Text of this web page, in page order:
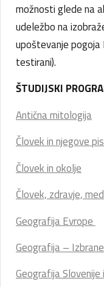
možnosti glede na
udeležbo na
upoštevanje pogoja
testirani).
ŠTUDIJSKI
Antična mitologija
Človek in njegove
Človek in okolje
Človek, zdravje,
Geografija Evrope
Geografija –
Geografija